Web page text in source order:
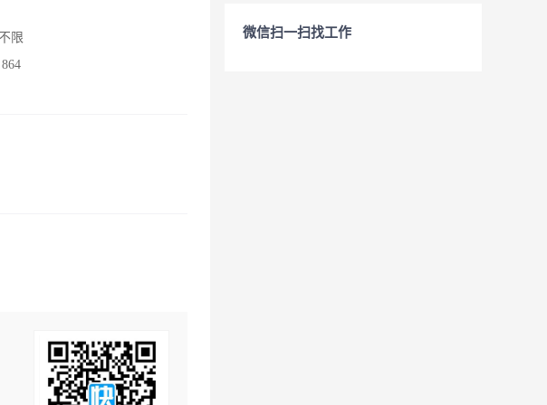
不限
864
微信扫一扫找工作